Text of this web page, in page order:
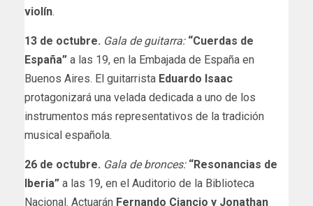
violín.
13 de octubre. Gala de guitarra:“Cuerdas de
España” a las 19, en la Embajada de España en
Buenos Aires. El guitarrista Eduardo Isaac
protagonizará una velada dedicada a uno de los
instrumentos más representativos de la tradición
musical española.
26 de octubre. Gala de bronces:“Resonancias de
Iberia” a las 19, en el Auditorio de la Biblioteca
Nacional. Actuarán Fernando Ciancio y Jonathan